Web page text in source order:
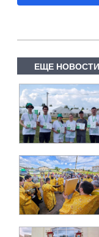
ЕЩЕ